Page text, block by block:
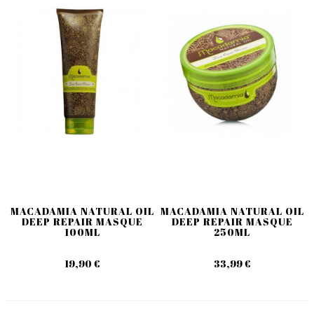
MACADAMIA NATURAL OIL
DEEP REPAIR MASQUE
100ML
19,90 €
MACADAMIA NATURAL OIL
DEEP REPAIR MASQUE
250ML
33,99 €